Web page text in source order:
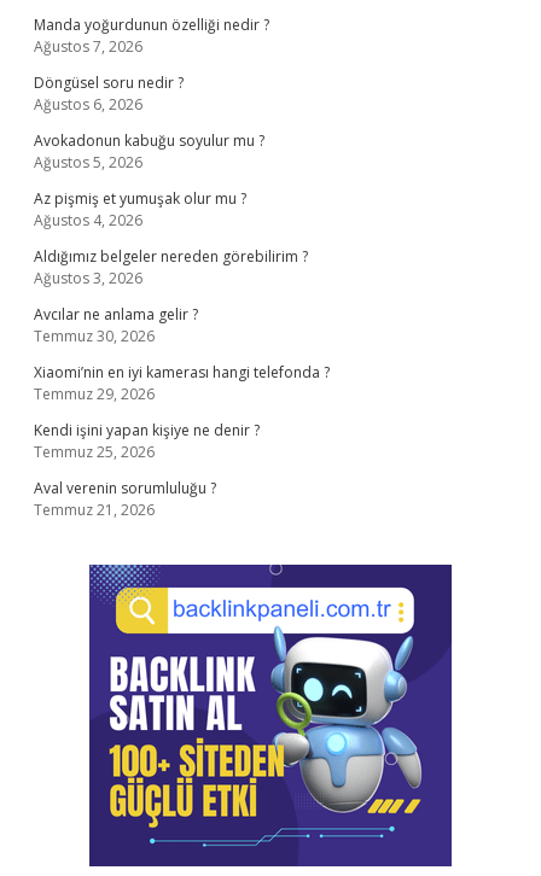
Manda yoğurdunun özelliği nedir ?
Ağustos 7, 2026
Döngüsel soru nedir ?
Ağustos 6, 2026
Avokadonun kabuğu soyulur mu ?
Ağustos 5, 2026
Az pişmiş et yumuşak olur mu ?
Ağustos 4, 2026
Aldığımız belgeler nereden görebilirim ?
Ağustos 3, 2026
Avcılar ne anlama gelir ?
Temmuz 30, 2026
Xiaomi’nin en iyi kamerası hangi telefonda ?
Temmuz 29, 2026
Kendi işini yapan kişiye ne denir ?
Temmuz 25, 2026
Aval verenin sorumluluğu ?
Temmuz 21, 2026